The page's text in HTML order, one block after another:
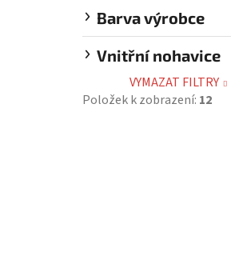
Barva výrobce
Vnitřní nohavice
VYMAZAT FILTRY
Položek k zobrazení: 12